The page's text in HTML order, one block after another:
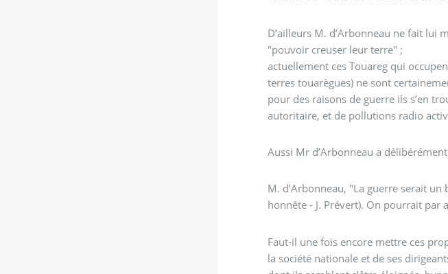
D’ailleurs M. d’Arbonneau ne fait lui
"pouvoir creuser leur terre" ;
actuellement ces Touareg qui
terres touarègues) ne sont
pour des raisons de guerre ils s’en
autoritaire, et de pollutions radio
M. d’Arbonneau, "La guerre serait
honnête - J. Prévert). On pourrait
Faut-il une fois encore mettre ces propos et
la société nationale et de ses